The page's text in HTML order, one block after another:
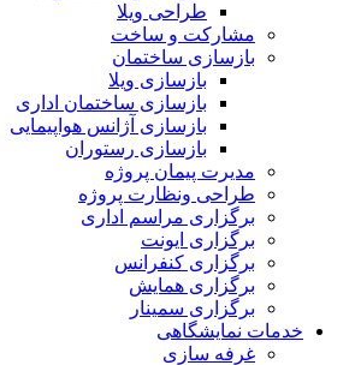
طراحی ویلا
مشارکت و ساخت
بازسازی ساختمان
بازسازی ویلا
بازسازی ساختمان اداری
بازسازی آژانس هواپیمایی
بازسازی رستوران
مدیرت پیمان پروژه
طراحی ونظارت پروژه
برگزاری مراسم اداری
برگزاری ایونت
برگزاری کنفرانس
برگزاری همایش
برگزاری سمینار
خدمات نمایشگاهی
غرفه سازی